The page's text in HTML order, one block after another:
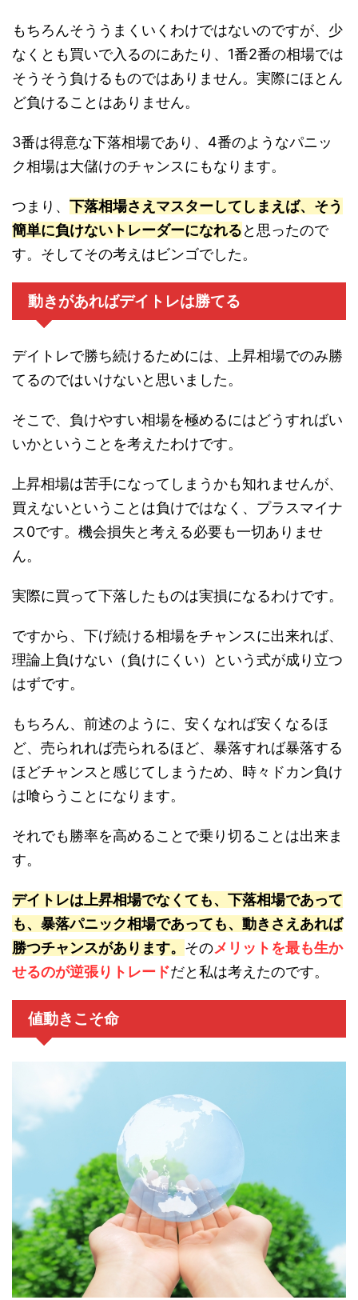
もちろんそううまくいくわけではないのですが、少
なくとも買いで入るのにあたり、1番2番の相場では
そうそう負けるものではありません。実際にほとん
ど負けることはありません。
3番は得意な下落相場であり、4番のようなパニッ
ク相場は大儲けのチャンスにもなります。
つまり、 下落相場さえマスターしてしまえば、そう
簡単に負けないトレーダーになれると思ったので
す。そしてその考えはビンゴでした。
動きがあればデイトレは勝てる
デイトレで勝ち続けるためには、上昇相場でのみ勝
てるのではいけないと思いました。
そこで、負けやすい相場を極めるにはどうすればい
いかということを考えたわけです。
上昇相場は苦手になってしまうかも知れませんが、
買えないということは負けではなく、プラスマイナ
ス0です。機会損失と考える必要も一切ありませ
ん。
実際に買って下落したものは実損になるわけです。
ですから、下げ続ける相場をチャンスに出来れば、
理論上負けない（負けにくい）という式が成り立つ
はずです。
もちろん、前述のように、安くなれば安くなるほ
ど、売られれば売られるほど、暴落すれば暴落する
ほどチャンスと感じてしまうため、時々ドカン負け
は喰らうことになります。
それでも勝率を高めることで乗り切ることは出来ま
す。
デイトレは上昇相場でなくても、下落相場であって
も、暴落パニック相場であっても、動きさえあれば
勝つチャンスがあります。 そのメリットを最も生か
せるのが逆張りトレードだと私は考えたのです。
値動きこそ命